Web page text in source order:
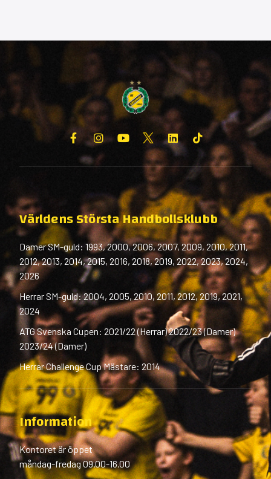
Världens Största Handbollsklubb
Damer SM-guld: 1993, 2000, 2006, 2007, 2009, 2010, 2011,
2012, 2013, 2014, 2015, 2016, 2018, 2019, 2022, 2023, 2024,
2026
Herrar SM-guld: 2004, 2005, 2010, 2011, 2012, 2019, 2021,
2024
ATG Svenska Cupen: 2021/22 (Herrar) 2022/23 (Damer)
2023/24 (Damer)
Herrar Challenge Cup Mästare: 2014
Information
Kontoret är öppet
måndag-fredag 09.00-16.00